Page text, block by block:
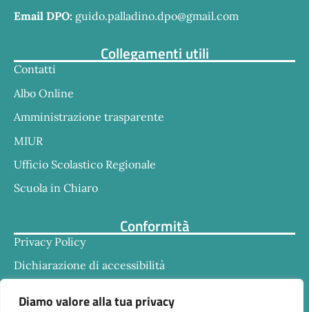
Diamo valore alla tua privacy
Email DPO: guido.palladino.dpo@gmail.com
Collegamenti utili
Contatti
Albo Online
Amministrazione trasparente
MIUR
Ufficio Scolastico Regionale
Scuola in Chiaro
Conformità
Privacy Policy
Dichiarazione di accessibilità